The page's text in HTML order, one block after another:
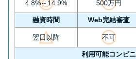
4.8%～14.9% 500万円
融資時間 Web完結審査
翌日以降 不可
利用可能コンビニ